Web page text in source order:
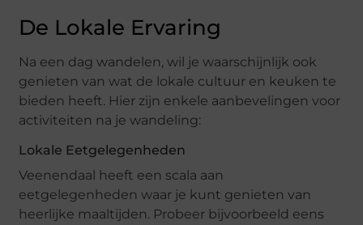
De Lokale Ervaring
Na een dag wandelen, wil je waarschijnlijk ook
genieten van wat de lokale cultuur en keuken te
bieden heeft. Hier zijn enkele aanbevelingen voor
activiteiten na je wandeling:
Lokale Eetgelegenheden
Veenendaal heeft een scala aan
eetgelegenheden waar je kunt genieten van
heerlijke maaltijden. Probeer bijvoorbeeld eens